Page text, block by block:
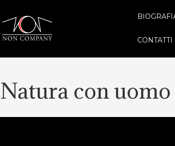
CONTATTI
Natura con